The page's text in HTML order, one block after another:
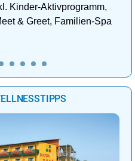
Kinder-Aktivprogramm,
& Greet, Familien-Spa